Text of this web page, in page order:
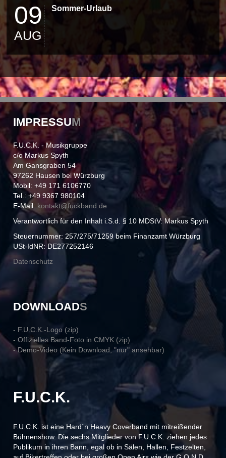
09
AUG
Sommer-Urlaub
IMPRESSUM
F.U.C.K. - Musikgruppe
c/o Markus Spyth
Am Gansgraben 54
97262 Hausen bei Würzburg
Mobil: +49 171 6106770
Tel.: +49 9367 980104
E-Mail: kontakt@fuckband.de
Verantwortlich für den Inhalt i.S.d. § 10 MDStV: Markus Spyth
Steuernummer: 257/275/71259 beim Finanzamt Würzburg
USt-IdNR: DE277252146
Datenschutz
DOWNLOADS
- F.U.C.K.-Logo (zip)
- Offizielles Band-Foto in CMYK (zip)
- Demo-Video (Kein Download, "nur" ansehbar)
F.U.C.K.
F.U.C.K. ist eine Hard´n Heavy Coverband mit mitreißender
Bühnenshow. Die sechs Mitglieder von F.U.C.K. ziehen jedes
Publikum in ihren Bann, egal ob in Sälen, Hallen, Festzelten,